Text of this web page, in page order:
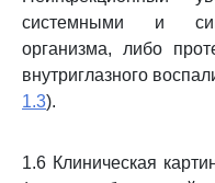
системными и
организма, либо
внутриглазного
1.3).
1.6 Клиническая